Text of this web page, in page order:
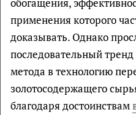
применения которого
доказывать. Однако
последовательный
метода в технологию
золотосодержащего
благодаря достоинствам